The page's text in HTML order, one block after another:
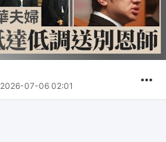
2026-07-06 02:01